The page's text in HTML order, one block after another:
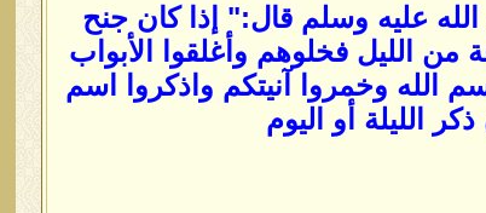
عليه وسلم قال:" إذا كان جنح
من الليل فخلوهم وأغلقوا الأبواب
الله وخمروا آنيتكم واذكروا اسم
الليلة أو اليوم